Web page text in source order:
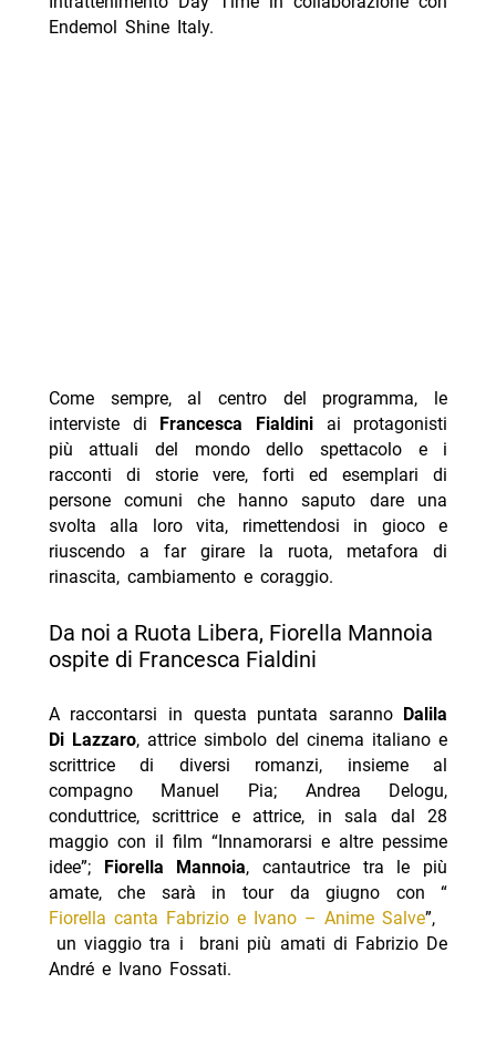
Endemol Shine Italy.
Come sempre, al centro del programma, le
interviste di
Francesca Fialdini ai protagonisti
più attuali del mondo dello spettacolo e i
racconti di storie vere, forti ed esemplari di
persone comuni che hanno saputo dare una
svolta alla loro vita, rimettendosi in gioco e
riuscendo a far girare la ruota, metafora di
rinascita, cambiamento e coraggio.
Da noi a Ruota Libera, Fiorella Mannoia
ospite di Francesca Fialdini
A raccontarsi in questa puntata saranno
Dalila
Di Lazzaro, attrice simbolo del cinema italiano e
scrittrice di diversi romanzi, insieme al
compagno Manuel Pia; Andrea Delogu,
conduttrice, scrittrice e attrice, in sala dal 28
maggio con il film “Innamorarsi e altre pessime
idee”;
Fiorella Mannoia, cantautrice tra le più
amate, che sarà in tour da giugno con “
Fiorella canta Fabrizio e Ivano – Anime Salve”,
un viaggio tra i brani più amati di Fabrizio De
André e Ivano Fossati.